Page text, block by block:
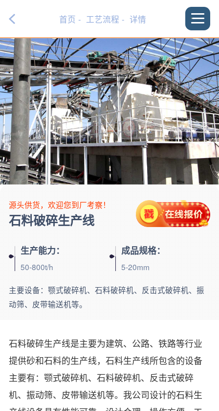
首页 - 工艺流程 - 详情
源头供货，欢迎您到厂考察！
石料破碎生产线
生产能力：
50-800t/h
成品规格：
5-20mm
主要设备： 颚式破碎机、石料破碎机、反击式破碎机、振
动筛、皮带输送机等。
石料破碎生产线是主要为建筑、公路、铁路等行业
提供砂和石料的生产线，石料生产线所包含的设备
主要有：颚式破碎机、石料破碎机、反击式破碎
机、振动筛、皮带输送机等。我公司设计的石料生